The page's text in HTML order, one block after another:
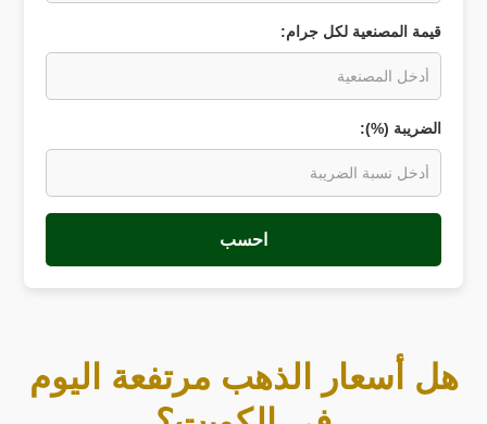
قيمة المصنعية لكل جرام:
الضريبة (%):
احسب
هل أسعار الذهب مرتفعة اليوم